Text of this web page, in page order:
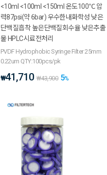
<10ml <100ml <150ml 온도100℃ 압
력87psi(약 6bar) 우수한내화학성 낮은
단백질흡착 높은단백질회수율 낮은추출
물 HPLC시료전처리
PVDF Hydrophobic Syringe Filter 25mm
0.22um QTY:100pcs/pk
₩41,710 ₩43,900 5%